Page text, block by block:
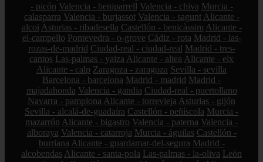
- picón Valencia - beniparrell Valencia - chiva Murcia -
calasparra Valencia - burjassot Valencia - sagunt Alicante -
alcoi Asturias - ribadesella Castellón - benicàssim Alicante -
el-campello Pontevedra - o-grove Cádiz - rota Madrid - las-
rozas-de-madrid Ciudad-real - ciudad-real Madrid - tres-
cantos Las-palmas - yaiza Alicante - altea Alicante - elx
Alicante - calp Zaragoza - zaragoza Sevilla - sevilla
Barcelona - barcelona Madrid - madrid Madrid -
majadahonda Valencia - gandia Ciudad-real - puertollano
Navarra - pamplona Alicante - torrevieja Asturias - gijón
Sevilla - alcalá-de-guadaíra Castellón - peñíscola Murcia -
mazarrón Alicante - bigastro Valencia - paterna Valencia -
alboraya Valencia - catarroja Murcia - águilas Castellón -
burriana Alicante - guardamar-del-segura Madrid -
alcobendas Alicante - santa-pola Las-palmas - la-oliva León